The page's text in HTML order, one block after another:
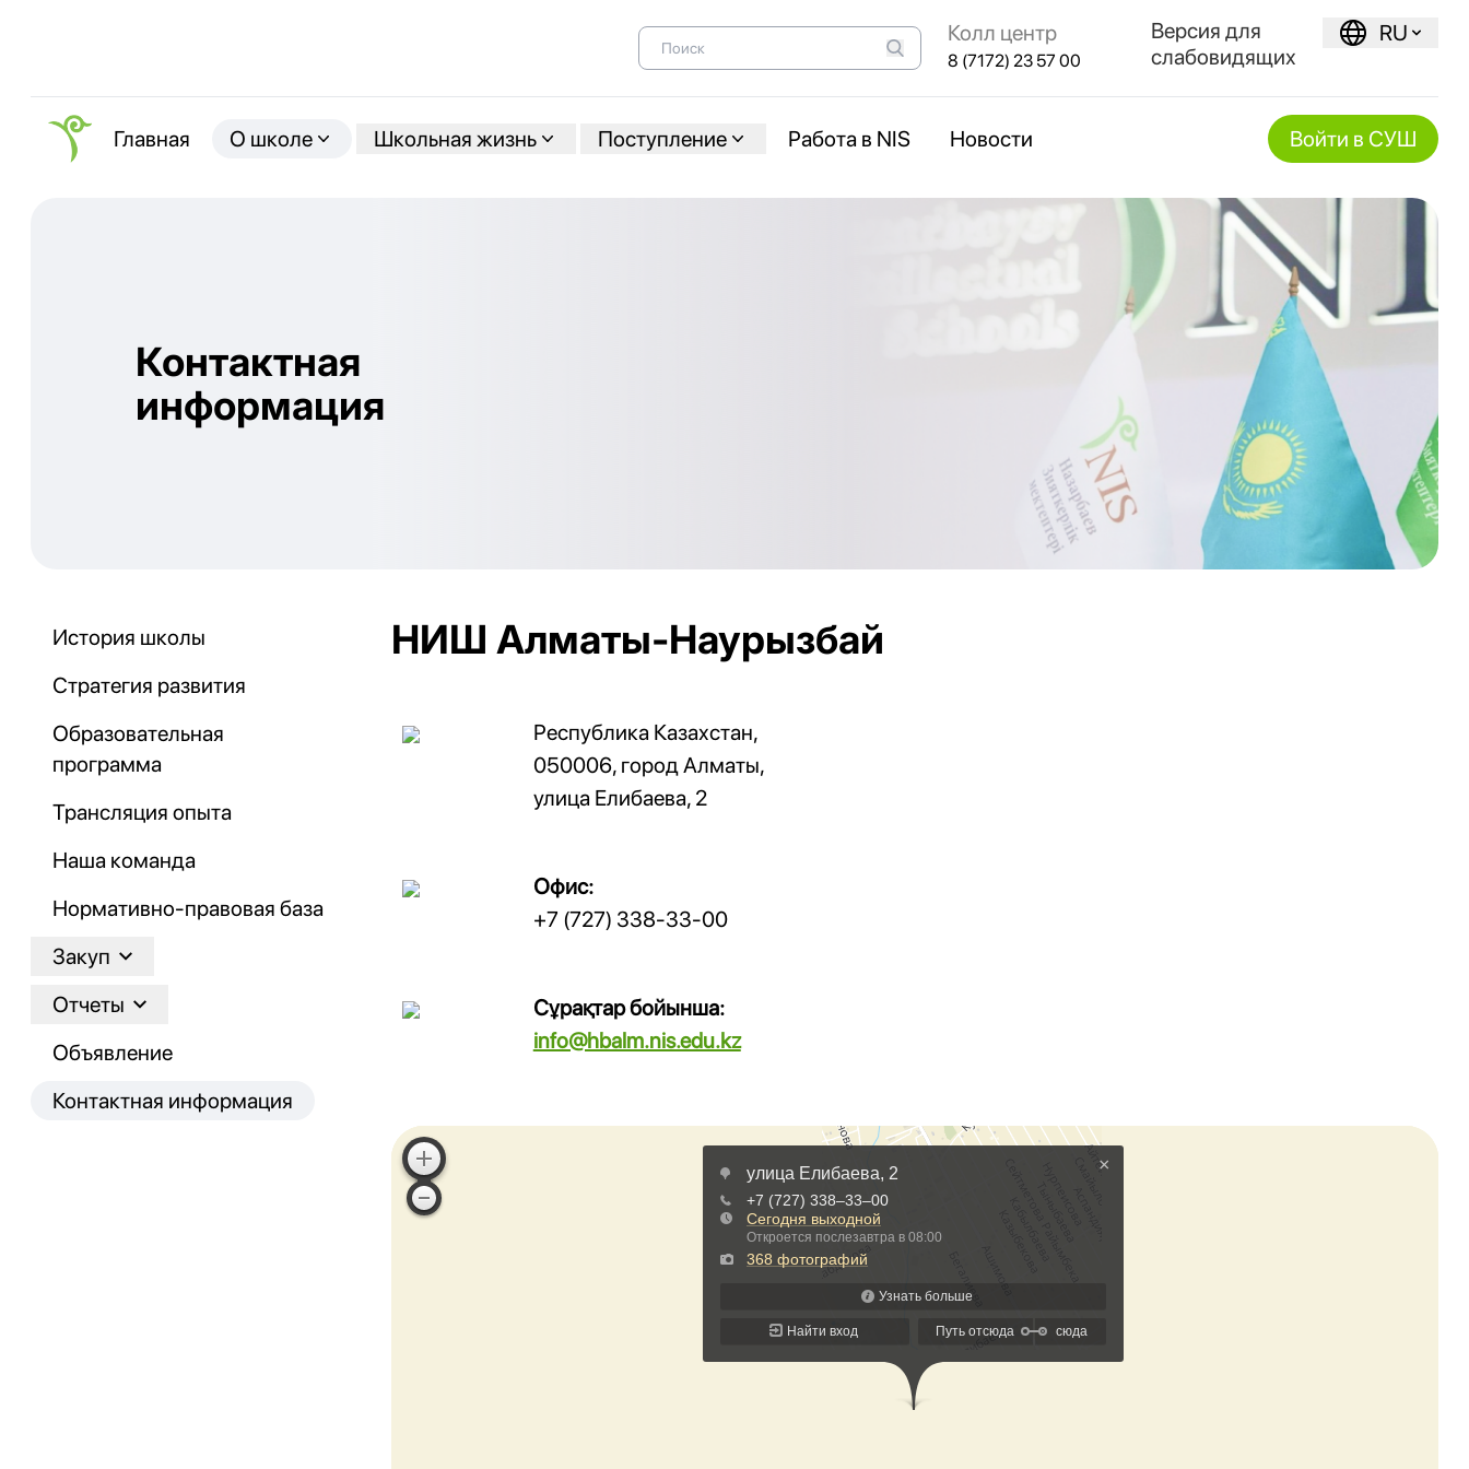
Колл центр
8 (7172) 23 57 00
Версия для
слабовидящих
RU
Главная О школе Школьная жизнь Поступление Работа в NIS Новости Войти в СУШ
Контактная
информация
История школы
Стратегия развития
Образовательная
программа
Трансляция опыта
Наша команда
Нормативно-правовая база
Закуп
Отчеты
Объявление
Контактная информация
НИШ Алматы-Наурызбай
Республика Казахстан,
050006, город Алматы,
улица Елибаева, 2
Офис:
+7 (727) 338-33-00
Сұрақтар бойынша:
info@hbalm.nis.edu.kz